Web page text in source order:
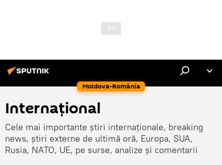
Moldova-România
Internaţional
Cele mai importante știri internaționale, breaking
news, știri externe de ultimă oră, Europa, SUA,
Rusia, NATO, UE, pe surse, analize și comentarii